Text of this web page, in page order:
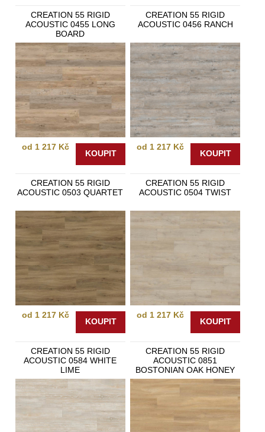
CREATION 55 RIGID
ACOUSTIC 0455 LONG
BOARD
od 1 217 Kč
KOUPIT
CREATION 55 RIGID
ACOUSTIC 0456 RANCH
od 1 217 Kč
KOUPIT
CREATION 55 RIGID
ACOUSTIC 0503 QUARTET
od 1 217 Kč
KOUPIT
CREATION 55 RIGID
ACOUSTIC 0504 TWIST
od 1 217 Kč
KOUPIT
CREATION 55 RIGID
ACOUSTIC 0584 WHITE
LIME
CREATION 55 RIGID
ACOUSTIC 0851
BOSTONIAN OAK HONEY